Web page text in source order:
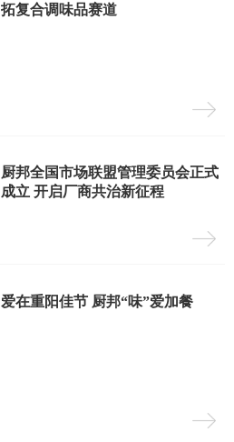
拓复合调味品赛道
厨邦全国市场联盟管理委员会正式
成立 开启厂商共治新征程
爱在重阳佳节 厨邦“味”爱加餐